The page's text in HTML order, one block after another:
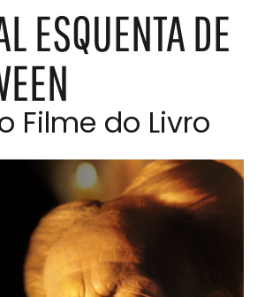
ESQUENTA DE
Filme do Livro